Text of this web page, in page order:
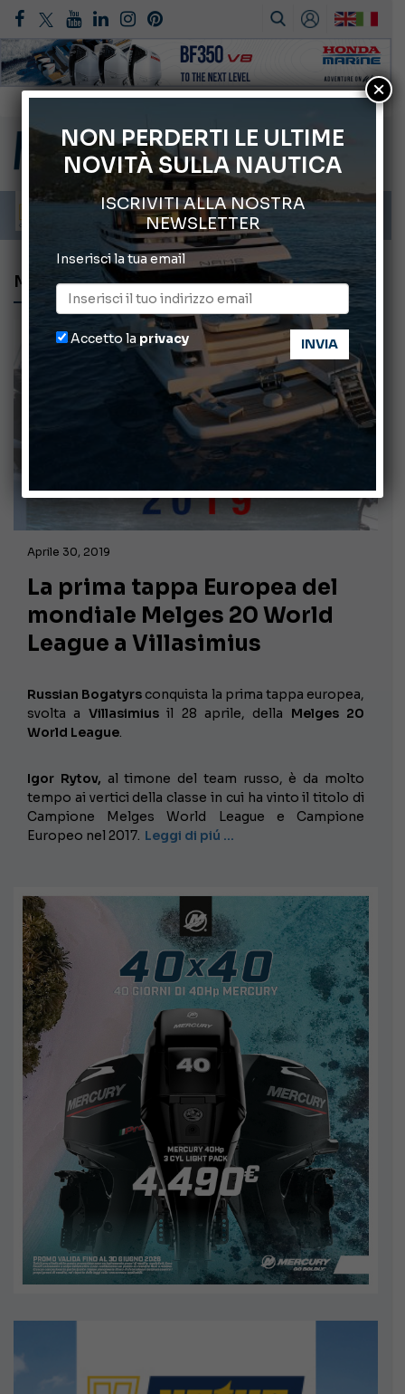
Gommoni Callegari acquisisce Geniuss
66° Salone Nautico Internazionale di Genova
Svelati i Mondiali di Wakeboard 2026
Cannes Yachting Festival 2026: tutte le novità attese a settembre
Montecristo Yachting, l’orologio per il diportista
MONDIALE MELGES
Aprile 30, 2019
La prima tappa Europea del
mondiale Melges 20 World
League a Villasimius
Russian Bogatyrs conquista la prima tappa europea,
svolta a Villasimiusil 28 aprile, della Melges 20
World League.
Igor Rytov, al timone del team russo, è da molto
tempo ai vertici della classe in cui ha vinto il titolo di
Campione Melges World League e Campione
Europeo nel 2017. Leggi di piú …
NON PERDERTI LE ULTIME
NOVITÀ SULLA NAUTICA
ISCRIVITI ALLA NOSTRA
NEWSLETTER
Inserisci la tua email
Accetto la privacy
×